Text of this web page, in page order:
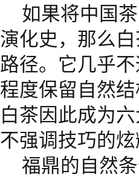
如果将中国
演化史，那么
路径。它几乎
程度保留自然
白茶因此成为
不强调技巧的
福鼎的自然